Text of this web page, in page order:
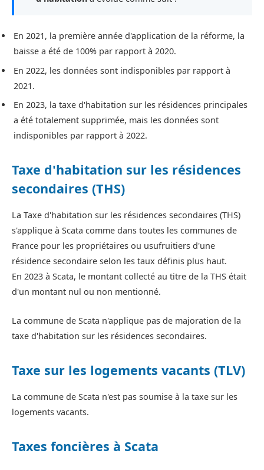
En 2021, la première année d'application de la réforme, la
baisse a été de 100% par rapport à 2020.
En 2022, les données sont indisponibles par rapport à
2021.
En 2023, la taxe d'habitation sur les résidences principales
a été totalement supprimée, mais les données sont
indisponibles par rapport à 2022.
Taxe d'habitation sur les résidences
secondaires (THS)
La Taxe d'habitation sur les résidences secondaires (THS)
s'applique à Scata comme dans toutes les communes de
France pour les propriétaires ou usufruitiers d'une
résidence secondaire selon les taux définis plus haut.
En 2023 à Scata, le montant collecté au titre de la THS était
d'un montant nul ou non mentionné.
La commune de Scata n'applique pas de majoration de la
taxe d'habitation sur les résidences secondaires.
Taxe sur les logements vacants (TLV)
La commune de Scata n'est pas soumise à la taxe sur les
logements vacants.
Taxes foncières à Scata